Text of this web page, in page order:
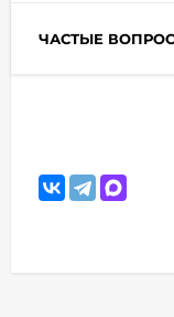
ЧАСТЫЕ